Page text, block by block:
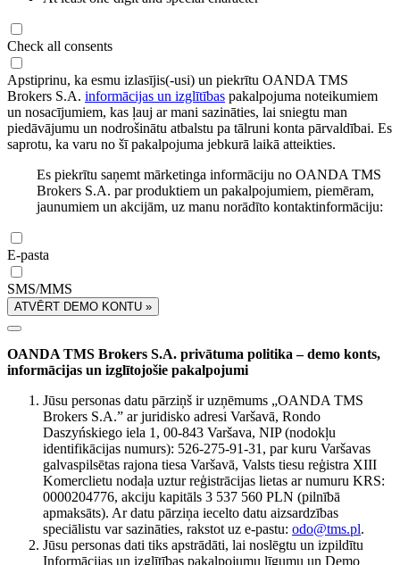
Check all consents
Apstiprinu, ka esmu izlasījis(-usi) un piekrītu OANDA TMS
Brokers S.A. informācijas un izglītības pakalpojuma noteikumiem
un nosacījumiem, kas ļauj ar mani sazināties, lai sniegtu man
piedāvājumu un nodrošinātu atbalstu pa tālruni konta pārvaldībai. Es
saprotu, ka varu no šī pakalpojuma jebkurā laikā atteikties.
Es piekrītu saņemt mārketinga informāciju no OANDA TMS
Brokers S.A. par produktiem un pakalpojumiem, piemēram,
jaunumiem un akcijām, uz manu norādīto kontaktinformāciju:
E-pasta
SMS/MMS
ATVĒRT DEMO KONTU »
OANDA TMS Brokers S.A. privātuma politika – demo konts,
informācijas un izglītojošie pakalpojumi
Jūsu personas datu pārziņš ir uzņēmums „OANDA TMS
Brokers S.A.” ar juridisko adresi Varšavā, Rondo
Daszyńskiego iela 1, 00-843 Varšava, NIP (nodokļu
identifikācijas numurs): 526-275-91-31, par kuru Varšavas
galvaspilsētas rajona tiesa Varšavā, Valsts tiesu reģistra XIII
Komerclietu nodaļa uztur reģistrācijas lietas ar numuru KRS:
0000204776, akciju kapitāls 3 537 560 PLN (pilnībā
apmaksāts). Ar datu pārziņa iecelto datu aizsardzības
speciālistu var sazināties, rakstot uz e-pastu: odo@tms.pl.
Jūsu personas dati tiks apstrādāti, lai noslēgtu un izpildītu
Informācijas un izglītības pakalpojumu līgumu un Demo